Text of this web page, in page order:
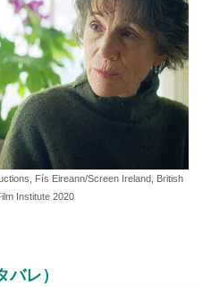
Fís Eireann/Screen Ireland, British
Institute 2020
レ）